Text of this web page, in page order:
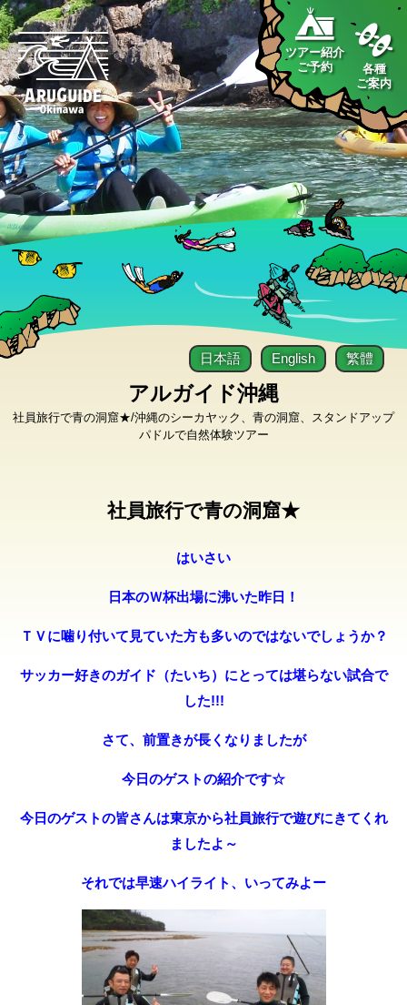
ツアー紹介
ご予約
各種
ご案内
アルガイド沖縄
社員旅行で青の洞窟★/沖縄のシーカヤック、青の洞窟、スタンドアップ
パドルで自然体験ツアー
日本語 English 繁體
社員旅行で青の洞窟★
はいさい
日本のＷ杯出場に沸いた昨日！
ＴＶに噛り付いて見ていた方も多いのではないでしょうか？
サッカー好きのガイド（たいち）にとっては堪らない試合で
した!!!
さて、前置きが長くなりましたが
今日のゲストの紹介です☆
今日のゲストの皆さんは東京から社員旅行で遊びにきてくれ
ましたよ～
それでは早速ハイライト、いってみよー